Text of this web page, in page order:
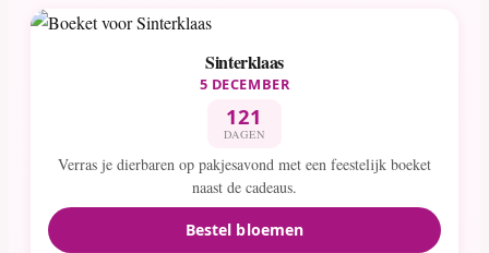
Sinterklaas
5 DECEMBER
121
DAGEN
Verras je dierbaren op pakjesavond met een feestelijk boeket
naast de cadeaus.
Bestel bloemen